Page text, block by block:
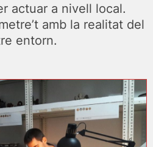
actuar a nivell local.
amb la realitat del
entorn.